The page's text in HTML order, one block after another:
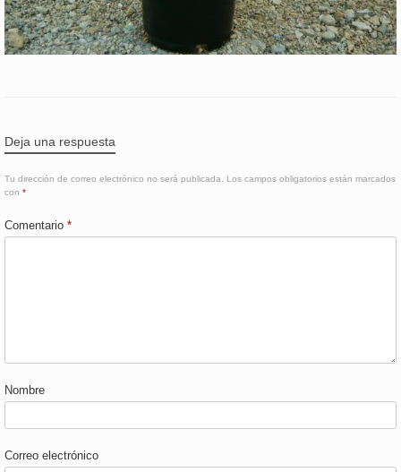
Deja una respuesta
Tu dirección de correo electrónico no será publicada.
Los campos obligatorios están marcados
con *
Comentario *
Nombre
Correo electrónico